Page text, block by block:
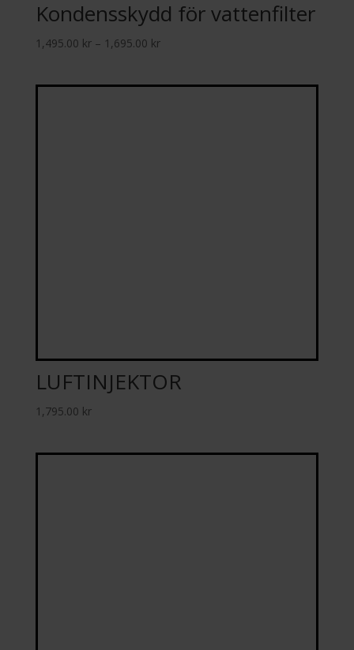
Kondensskydd för vattenfilter
1,495.00 kr – 1,695.00 krPrisintervall:
LUFTINJEKTOR
1,795.00 kr